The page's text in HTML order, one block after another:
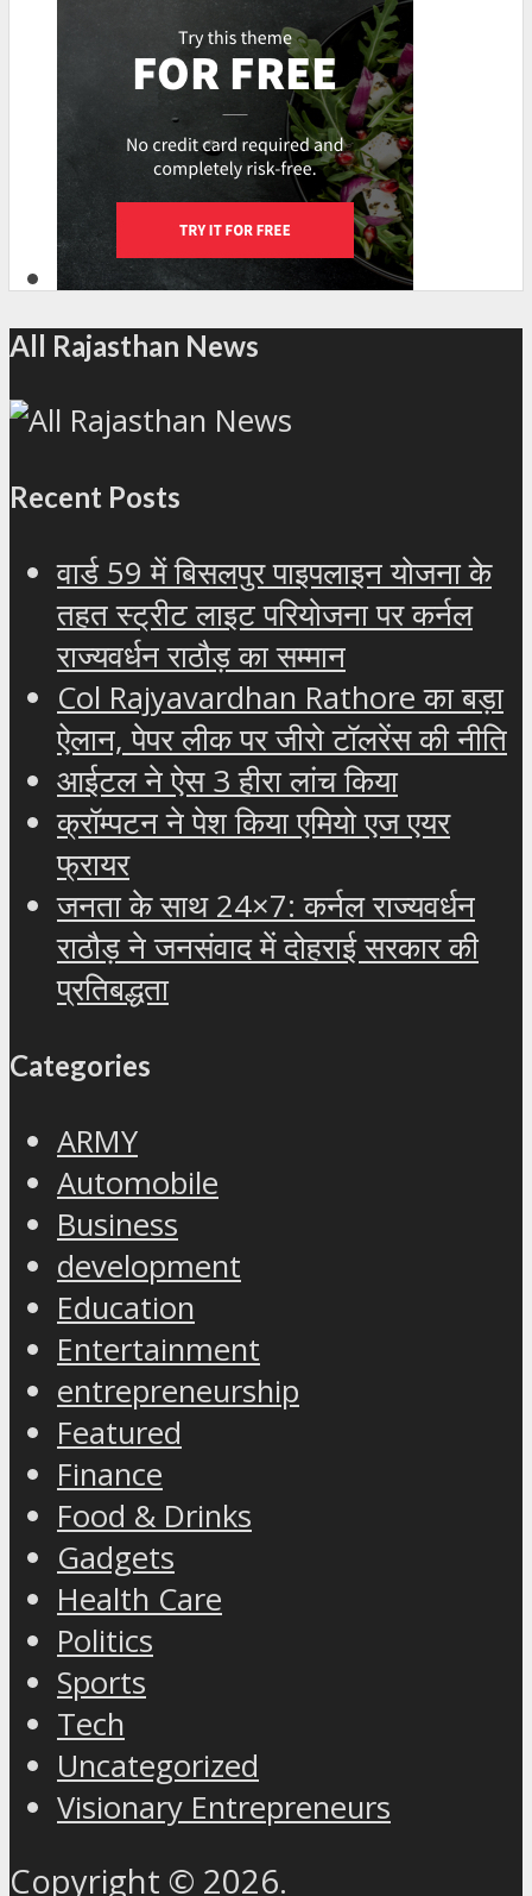
All Rajasthan News
Recent Posts
वार्ड 59 में बिसलपुर पाइपलाइन योजना के
तहत स्ट्रीट लाइट परियोजना पर कर्नल
राज्यवर्धन राठौड़ का सम्मान
Col Rajyavardhan Rathore का बड़ा
ऐलान, पेपर लीक पर जीरो टॉलरेंस की नीति
आईटल ने ऐस 3 हीरा लांच किया
क्रॉम्पटन ने पेश किया एमियो एज एयर
फ्रायर
जनता के साथ 24×7: कर्नल राज्यवर्धन
राठौड़ ने जनसंवाद में दोहराई सरकार की
प्रतिबद्धता
Categories
ARMY
Automobile
Business
development
Education
Entertainment
entrepreneurship
Featured
Finance
Food & Drinks
Gadgets
Health Care
Politics
Sports
Tech
Uncategorized
Visionary Entrepreneurs
Copyright © 2026.